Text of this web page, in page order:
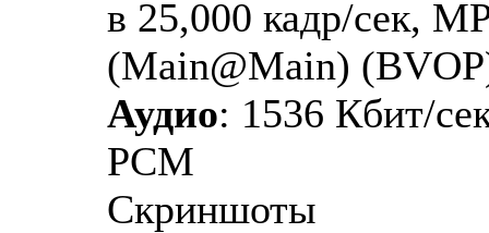
в 25,000 кадр/сек,
(Main@Main)
Аудио: 1536 Кбит/
PCM
Скриншоты